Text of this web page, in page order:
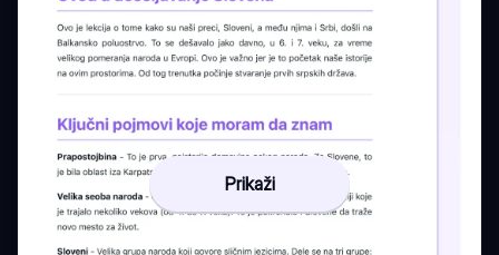
Prikaži